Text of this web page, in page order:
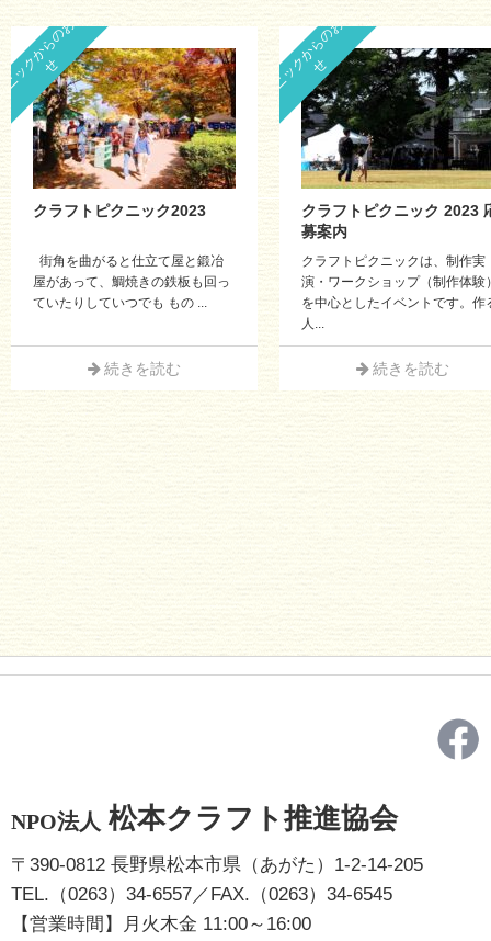
せ
クラフトピクニック2023
街角を曲がると仕立て屋と鍛冶
屋があって、鯛焼きの鉄板も回っ
ていたりしていつでも もの ...
続きを読む
ピ
ク
ニ
ッ
ク
か
ら
の
お
知
ら
せ
クラフトピクニック 2023
募案内
クラフトピクニックは、制作実
演・ワークショップ（制作体験
を中心としたイベントです。作
人...
続きを読む
NPO法人 松本クラフト推進協会
〒390-0812 長野県松本市県（あがた）1-2-14-205
TEL.（0263）34-6557／FAX.（0263）34-6545
【営業時間】月火木金 11:00～16:00